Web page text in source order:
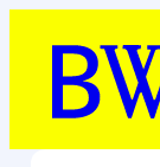
treści